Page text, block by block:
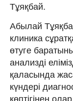
Тұяқбай.
Абылай
клиника
өтуге
анализді
қаласында
күндері
көптігінен